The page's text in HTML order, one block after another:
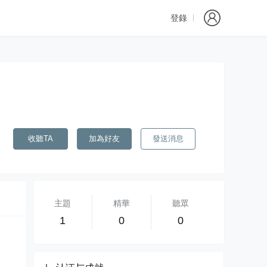
登錄
收聽TA 加為好友 發送消息
主題
1
精華
0
聽眾
0